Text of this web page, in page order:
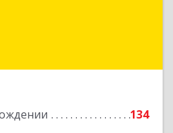
134
обл, Краснотурьинск г,